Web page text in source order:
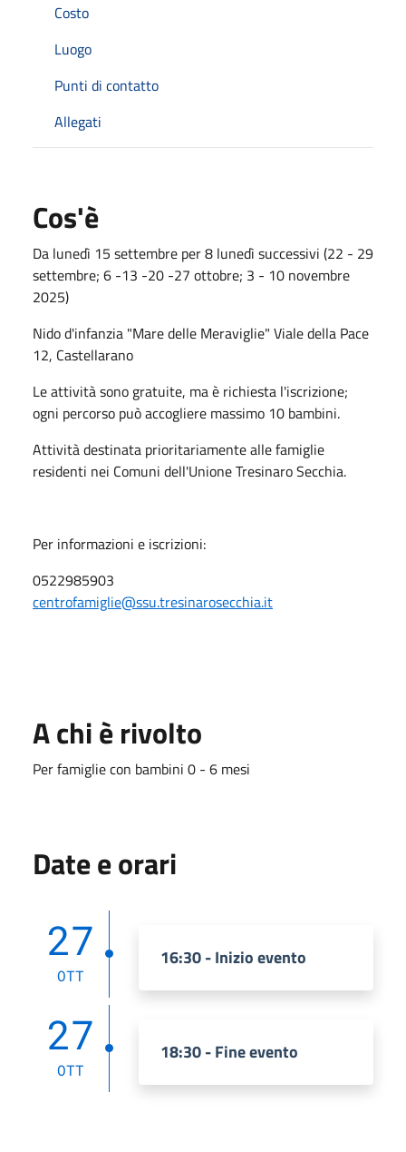
Costo
Luogo
Punti di contatto
Allegati
Cos'è
Da lunedì 15 settembre per 8 lunedì successivi (22 - 29
settembre; 6 -13 -20 -27 ottobre; 3 - 10 novembre
2025)
Nido d'infanzia "Mare delle Meraviglie" Viale della Pace
12, Castellarano
Le attività sono gratuite, ma è richiesta l'iscrizione;
ogni percorso può accogliere massimo 10 bambini.
Attività destinata prioritariamente alle famiglie
residenti nei Comuni dell'Unione Tresinaro Secchia.
Per informazioni e iscrizioni:
0522985903
centrofamiglie@ssu.tresinarosecchia.it
A chi è rivolto
Per famiglie con bambini 0 - 6 mesi
Date e orari
27
OTT
16:30 - Inizio evento
27
OTT
18:30 - Fine evento